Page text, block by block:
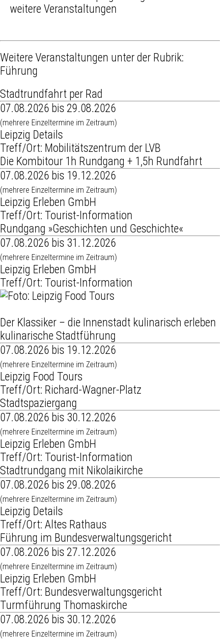
weitere Veranstaltungen
Weitere Veranstaltungen unter der Rubrik:
Führung
Stadtrundfahrt per Rad
07.08.2026 bis 29.08.2026
(mehrere Einzeltermine im Zeitraum)
Leipzig Details
Treff/Ort: Mobilitätszentrum der LVB
Die Kombitour 1h Rundgang + 1,5h Rundfahrt
07.08.2026 bis 19.12.2026
(mehrere Einzeltermine im Zeitraum)
Leipzig Erleben GmbH
Treff/Ort: Tourist-Information
Rundgang »Geschichten und Geschichte«
07.08.2026 bis 31.12.2026
(mehrere Einzeltermine im Zeitraum)
Leipzig Erleben GmbH
Treff/Ort: Tourist-Information
Der Klassiker – die Innenstadt kulinarisch erleben
kulinarische Stadtführung
07.08.2026 bis 19.12.2026
(mehrere Einzeltermine im Zeitraum)
Leipzig Food Tours
Treff/Ort: Richard-Wagner-Platz
Stadtspaziergang
07.08.2026 bis 30.12.2026
(mehrere Einzeltermine im Zeitraum)
Leipzig Erleben GmbH
Treff/Ort: Tourist-Information
Stadtrundgang mit Nikolaikirche
07.08.2026 bis 29.08.2026
(mehrere Einzeltermine im Zeitraum)
Leipzig Details
Treff/Ort: Altes Rathaus
Führung im Bundesverwaltungsgericht
07.08.2026 bis 27.12.2026
(mehrere Einzeltermine im Zeitraum)
Leipzig Erleben GmbH
Treff/Ort: Bundesverwaltungsgericht
Turmführung Thomaskirche
07.08.2026 bis 30.12.2026
(mehrere Einzeltermine im Zeitraum)